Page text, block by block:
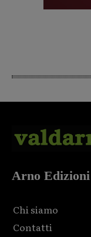
Arno
Chi siamo
Contatti